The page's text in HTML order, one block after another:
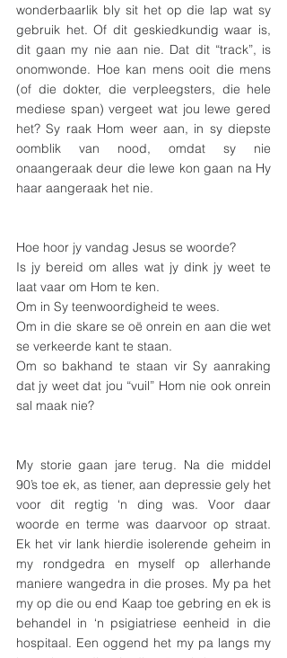
wonderbaarlik bly sit het op die lap wat sy
gebruik het. Of dit geskiedkundig waar is,
dit gaan my nie aan nie. Dat dit “track”, is
onomwonde. Hoe kan mens ooit die mens
(of die dokter, die verpleegsters, die hele
mediese span) vergeet wat jou lewe gered
het? Sy raak Hom weer aan, in sy diepste
oomblik van nood, omdat sy nie
onaangeraak deur die lewe kon gaan na Hy
haar aangeraak het nie.
Hoe hoor jy vandag Jesus se woorde?
Is jy bereid om alles wat jy dink jy weet te
laat vaar om Hom te ken.
Om in Sy teenwoordigheid te wees.
Om in die skare se oë onrein en aan die wet
se verkeerde kant te staan.
Om so bakhand te staan vir Sy aanraking
dat jy weet dat jou “vuil” Hom nie ook onrein
sal maak nie?
My storie gaan jare terug. Na die middel
90’s toe ek, as tiener, aan depressie gely het
voor dit regtig ‘n ding was. Voor daar
woorde en terme was daarvoor op straat.
Ek het vir lank hierdie isolerende geheim in
my rondgedra en myself op allerhande
maniere wangedra in die proses. My pa het
my op die ou end Kaap toe gebring en ek is
behandel in ‘n psigiatriese eenheid in die
hospitaal. Een oggend het my pa langs my